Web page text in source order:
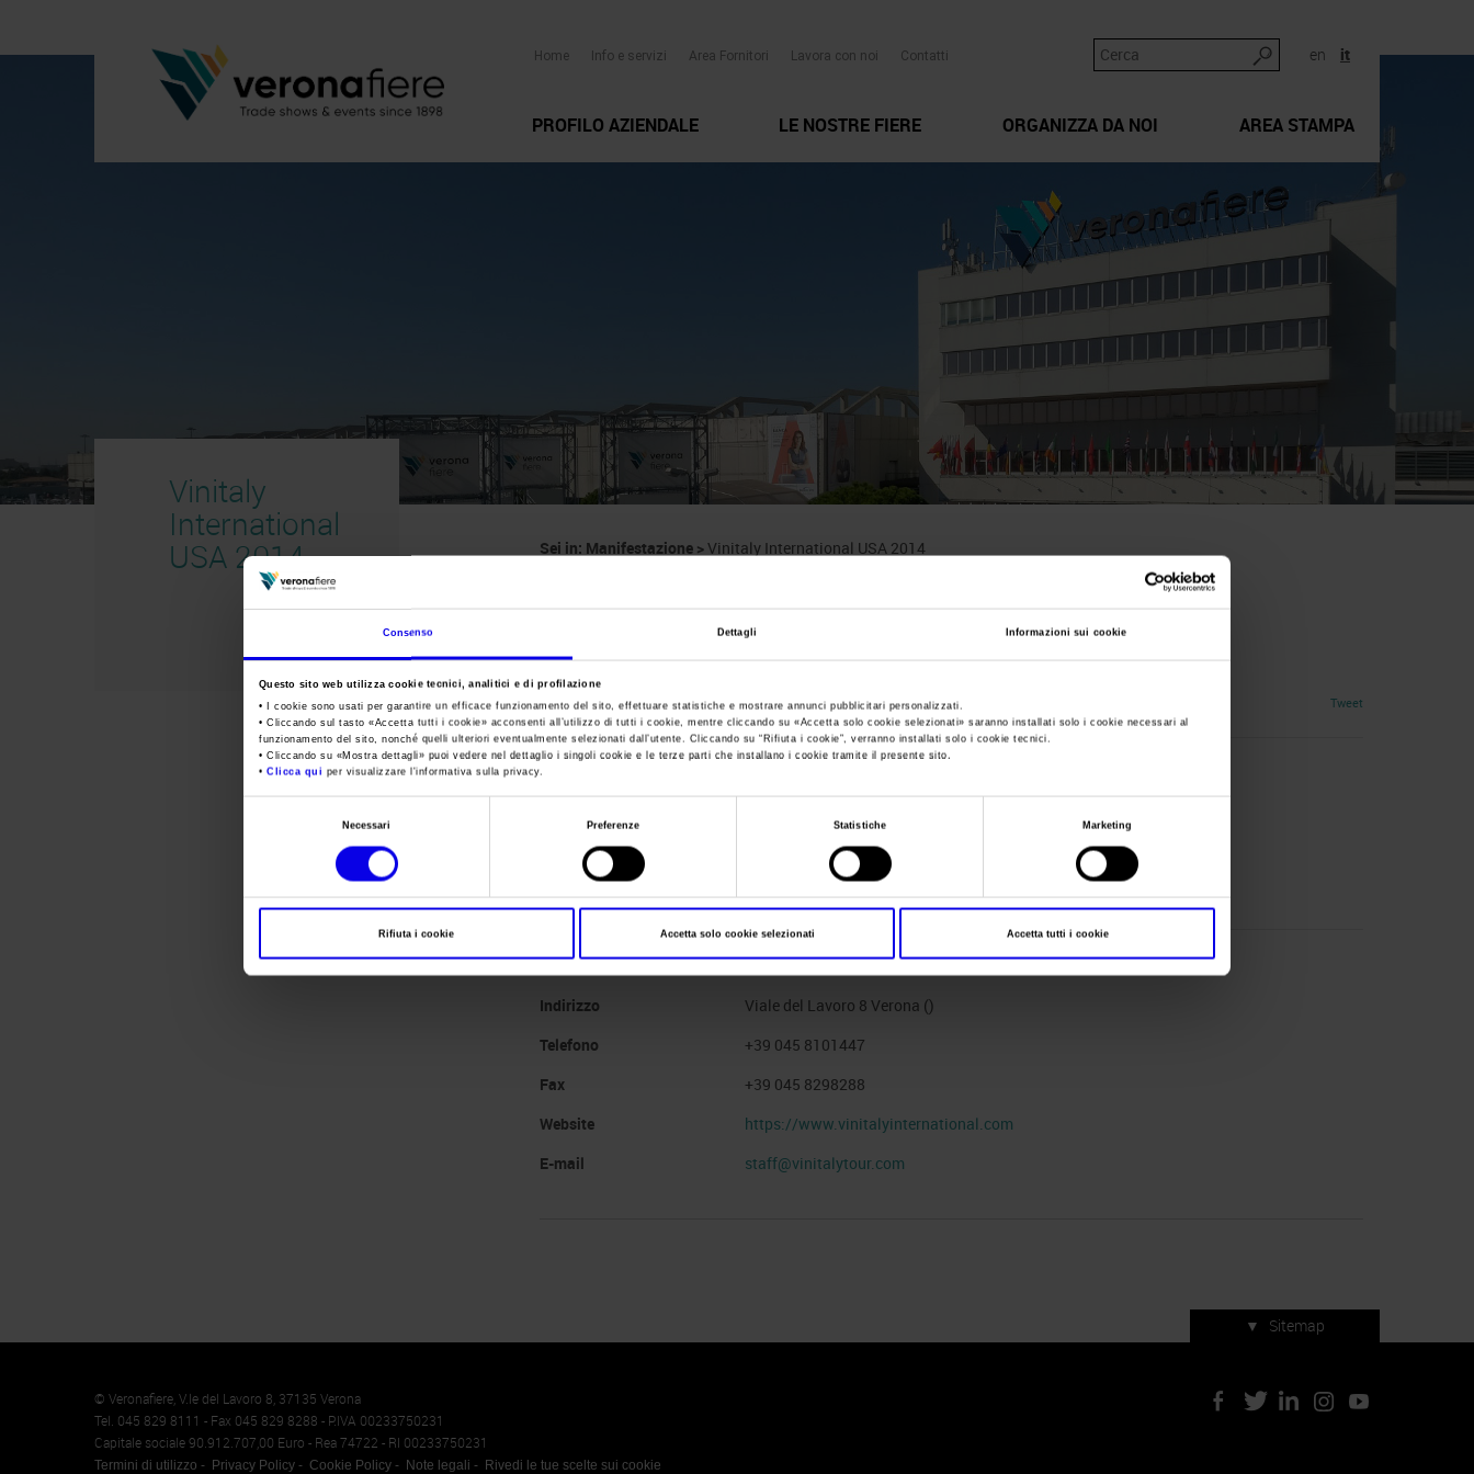
Consenso Dettagli Informazioni sui cookie
Questo sito web utilizza cookie tecnici, analitici e di profilazione
• I cookie sono usati per garantire un efficace funzionamento del sito, effettuare statistiche e mostrare annunci pubblicitari personalizzati.
• Cliccando sul tasto «Accetta tutti i cookie» acconsenti all’utilizzo di tutti i cookie, mentre cliccando su «Accetta solo cookie selezionati» saranno installati solo i cookie necessari al
funzionamento del sito, nonché quelli ulteriori eventualmente selezionati dall’utente. Cliccando su “Rifiuta i cookie”, verranno installati solo i cookie tecnici.
• Cliccando su «Mostra dettagli» puoi vedere nel dettaglio i singoli cookie e le terze parti che installano i cookie tramite il presente sito.
•Clicca qui per visualizzare l'informativa sulla privacy.
Necessari Preferenze Statistiche Marketing
Rifiuta i cookie Accetta solo cookie selezionati Accetta tutti i cookie
en it
Home Info e servizi Area Fornitori Lavora con noi Contatti
PROFILO AZIENDALE LE NOSTRE FIERE ORGANIZZA DA NOI AREA STAMPA
Vinitaly
International
USA 2014
Sei in: Manifestazione>Vinitaly International USA 2014
Vinitaly International USA
New York - Three Sixty
Tweet
Data
Website
https://www.vinitalytour.com
E-mail
staff@vinitalytour.com
Segreteria organizzativa
VERONAFIERE - VINITALY INTERNATIONAL
Indirizzo
Viale del Lavoro 8 Verona ()
Telefono
+39 045 8101447
Fax
+39 045 8298288
Website
https://www.vinitalyinternational.com
E-mail
staff@vinitalytour.com
▼ Sitemap
Memento Servizi di manifestazione
© Veronafiere, V.le del Lavoro 8, 37135 Verona
Tel. 045 829 8111 - Fax 045 829 8288 - P.IVA 00233750231
Capitale sociale 90.912.707,00 Euro - Rea 74722 - RI 00233750231
Termini di utilizzo Privacy Policy Cookie Policy Note legali Rivedi le tue scelte sui cookie